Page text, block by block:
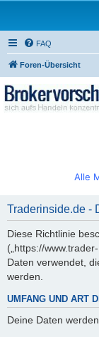
FAQ
Foren-Übersicht
Alle
Traderinside.de -
Diese Richtlinie
(„https://
Daten verwendet,
werden.
UMFANG UND ART
Deine Daten